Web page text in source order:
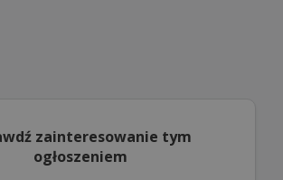
zainteresowanie tym
ogłoszeniem